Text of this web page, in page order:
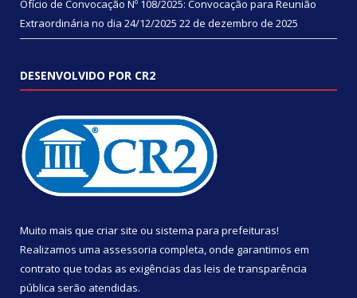
Ofício de Convocação Nº 108/2025: Convocação para Reunião
Extraordinária no dia 24/12/2025 22 de dezembro de 2025
DESENVOLVIDO POR CR2
Muito mais que criar site ou sistema para prefeituras!
Realizamos uma assessoria completa, onde garantimos em
contrato que todas as exigências das leis de transparência
pública serão atendidas.